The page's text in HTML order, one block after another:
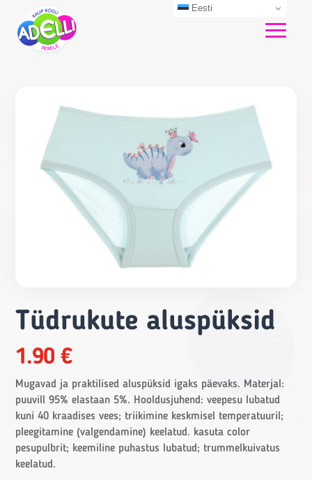
Tüdrukute aluspüksid
1.90€
Mugavad ja praktilised aluspüksid igaks päevaks. Materjal:
puuvill 95% elastaan 5%. Hooldusjuhend: veepesu lubatud
kuni 40 kraadises vees; triikimine keskmisel temperatuuril;
pleegitamine (valgendamine) keelatud. kasuta color
pesupulbrit; keemiline puhastus lubatud; trummelkuivatus
keelatud.
Eesti